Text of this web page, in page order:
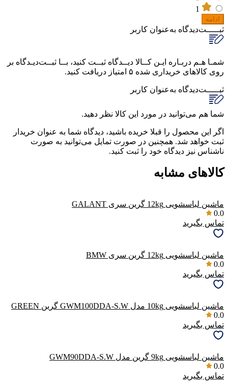
ادامه
ثبـــــت‌دیدگاه به‌عنوان کاربر
شمـا هـم دربـاره ایـن کــالا دیــدگاه ثبــت کنید، بــا ثبــت‌دیـدگاه بر
روی کالاهای خریداری شده ۵ امتیاز دریافت کنید.
ثبـــــت‌دیدگاه به‌عنوان کاربر
شما هم می‌توانید در مورد این کالا نظر دهید.
اگر این محصول را قبلا خریده باشید، دیدگاه شما به عنوان خریدار
ثبت خواهد شد. همچنین در صورت تمایل می‌توانید به صورت
ناشناس نیز دیدگاه خود را ثبت کنید.
کالاهای مشابه
ماشین لباسشویی 12kg گرین سری GALANT
0.0
تماس بگیرید
ماشین لباسشویی 12kg گرین سری BMW
0.0
تماس بگیرید
ماشین لباسشویی 10kg مدل GWM100DDA-S.W گرین GREEN
0.0
تماس بگیرید
ماشین لباسشویی 9kg گرین مدل GWM90DDA-S.W
0.0
تماس بگیرید